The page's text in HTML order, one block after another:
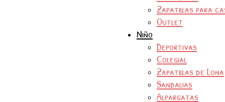
Zapatillas para
Outlet
Niño
Deportivas
Colegial
Zapatillas de Lona
Sandalias
Alpargatas